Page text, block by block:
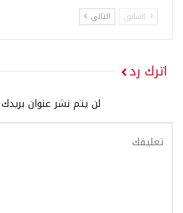
السابق التالي
اترك رد
لن يتم نشر عنوان بريدك